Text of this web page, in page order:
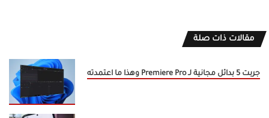
مقالات ذات صلة
جربت 5 بدائل مجانية لـ Premiere Pro وهذا ما اعتمدته